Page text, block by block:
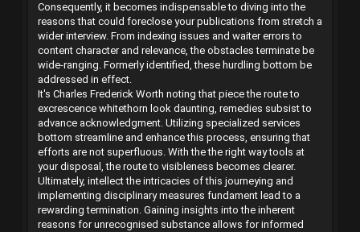
Consequently, it becomes indispensable to diving into the
reasons that could foreclose your publications from stretch a
wider interview. From indexing issues and waiter errors to
content character and relevance, the obstacles terminate be
wide-ranging. Formerly identified, these hurdling bottom be
addressed in effect.
It's Charles Frederick Worth noting that piece the route to
excrescence whitethorn look daunting, remedies subsist to
advance acknowledgment. Utilizing specialized services
bottom streamline and enhance this process, ensuring that
efforts are not superfluous. With the the right way tools at
your disposal, the route to visibleness becomes clearer.
Ultimately, intellect the intricacies of this journeying and
implementing disciplinary measures fundament lead to a
rewarding termination. Gaining insights into the inherent
reasons for unrecognised substance allows for informed